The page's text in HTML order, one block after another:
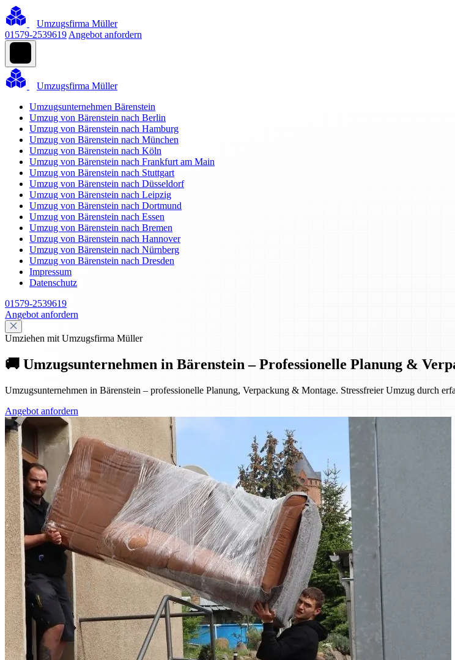
Umzugsfirma Müller
01579-2539619 Angebot anfordern
Umzugsfirma Müller
Umzugsunternehmen Bärenstein
Umzug von Bärenstein nach Berlin
Umzug von Bärenstein nach Hamburg
Umzug von Bärenstein nach München
Umzug von Bärenstein nach Köln
Umzug von Bärenstein nach Frankfurt am Main
Umzug von Bärenstein nach Stuttgart
Umzug von Bärenstein nach Düsseldorf
Umzug von Bärenstein nach Leipzig
Umzug von Bärenstein nach Dortmund
Umzug von Bärenstein nach Essen
Umzug von Bärenstein nach Bremen
Umzug von Bärenstein nach Hannover
Umzug von Bärenstein nach Nürnberg
Umzug von Bärenstein nach Dresden
Impressum
Datenschutz
01579-2539619
Angebot anfordern
Umziehen mit Umzugsfirma Müller
🚚 Umzugsunternehmen in Bärenstein – Professionelle Planung &
Umzugsunternehmen in Bärenstein – professionelle Planung, Verpackung & Montage. Stressfreier Umzug durch
Angebot anfordern